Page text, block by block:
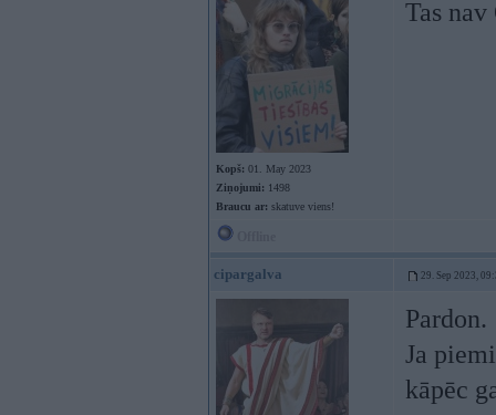
Kopš: 01. May 2023
Ziņojumi: 1498
Braucu ar: skatuve viens!
Tas
cipargalva 29. Sep 2023,
Pardon.
Ja
kāpēc